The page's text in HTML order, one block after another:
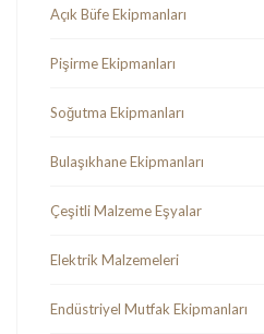
Açık Büfe Ekipmanları
Pişirme Ekipmanları
Soğutma Ekipmanları
Bulaşıkhane Ekipmanları
Çeşitli Malzeme Eşyalar
Elektrik Malzemeleri
Endüstriyel Mutfak Ekipmanları